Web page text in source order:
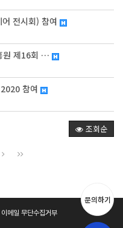
문의하기
전시회) 참여
원 제16회 …
참여
조회순
이메일 무단수집거부